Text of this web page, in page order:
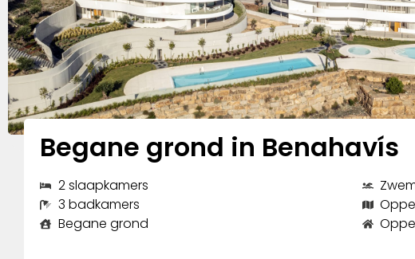
Begane grond in Benahavís
2 slaapkamers
3 badkamers
Begane grond